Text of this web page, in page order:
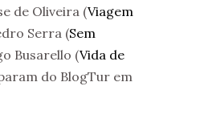
de Oliveira (Viagem
Serra (Sem
Busarello (Vida de
do BlogTur em